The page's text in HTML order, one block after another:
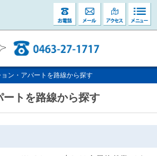
ン・アパートを路線から探す
トを路線から探す